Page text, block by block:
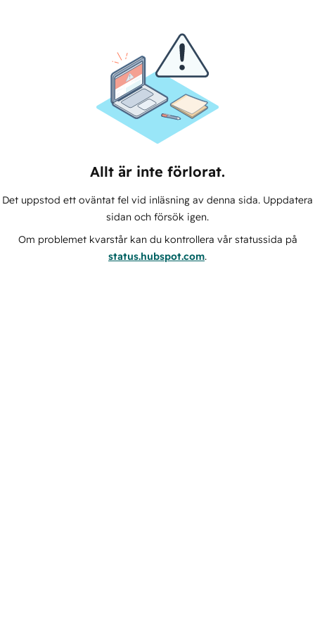
Allt är inte förlorat.
Det uppstod ett oväntat fel vid inläsning av denna sida. Uppdatera
sidan och försök igen.
Om problemet kvarstår kan du kontrollera vår statussida på
status.hubspot.com.